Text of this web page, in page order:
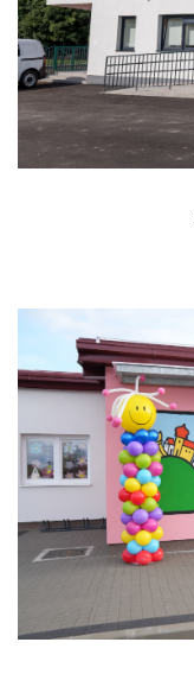
Ulica 7. svibnja 12a
Lonjica 128 a